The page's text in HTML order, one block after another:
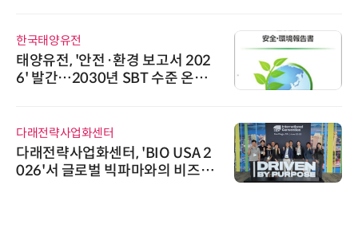
한국태양유전
태양유전, '안전·환경 보고서 202
6' 발간…2030년 SBT 수준 온실
다래전략사업화센터
다래전략사업화센터, 'BIO USA 2
026'서 글로벌 빅파마와의 비즈니